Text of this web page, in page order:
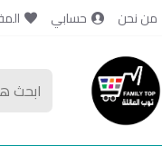
من نحن حسابي